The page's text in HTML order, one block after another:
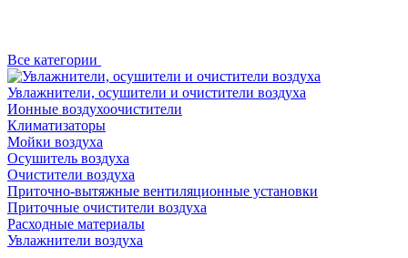
Все категории
Увлажнители, осушители и очистители воздуха
Ионные воздухоочистители
Климатизаторы
Мойки воздуха
Осушитель воздуха
Очистители воздуха
Приточно-вытяжные вентиляционные установки
Приточные очистители воздуха
Расходные материалы
Увлажнители воздуха